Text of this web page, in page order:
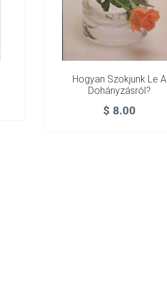
Hogyan Szokjunk Le A
Dohányzásról?
$ 8.00